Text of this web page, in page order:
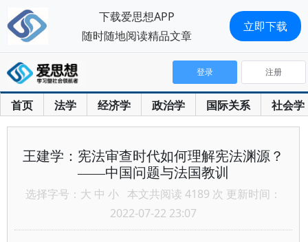
首页 法学 经济学 政治学 国际关系 社会学
登录 注册
王建学：宪法审查时代如何理解宪法渊源？
——中国问题与法国教训
选择字号： 大 中 小 本文共阅读 4189 次 更新时间：
2022-07-22 23:07
下载爱思想APP
随时随地阅读精品文章
立即下载